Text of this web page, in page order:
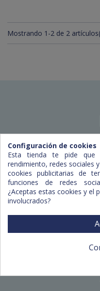
Mostrando 1-2 de 2
Actualmente
Configuración de cookies
Esta tienda te pide que
rendimiento, redes sociales
cookies publicitarias de
funciones de redes
¿Aceptas estas cookies y el
involucrados?